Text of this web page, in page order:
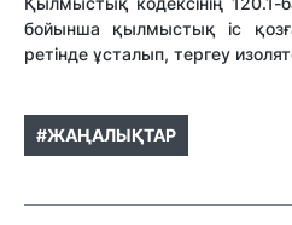
бойынша қылмыстық іс
ретінде ұсталып, тергеу
#ЖАҢАЛЫҚТАР